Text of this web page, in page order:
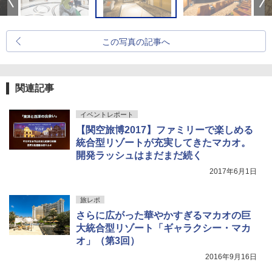
この写真の記事へ
関連記事
イベントレポート
【関空旅博2017】ファミリーで楽しめる
統合型リゾートが充実してきたマカオ。
開発ラッシュはまだまだ続く
2017年6月1日
旅レポ
さらに広がった華やかすぎるマカオの巨
大統合型リゾート「ギャラクシー・マカ
オ」（第3回）
2016年9月16日